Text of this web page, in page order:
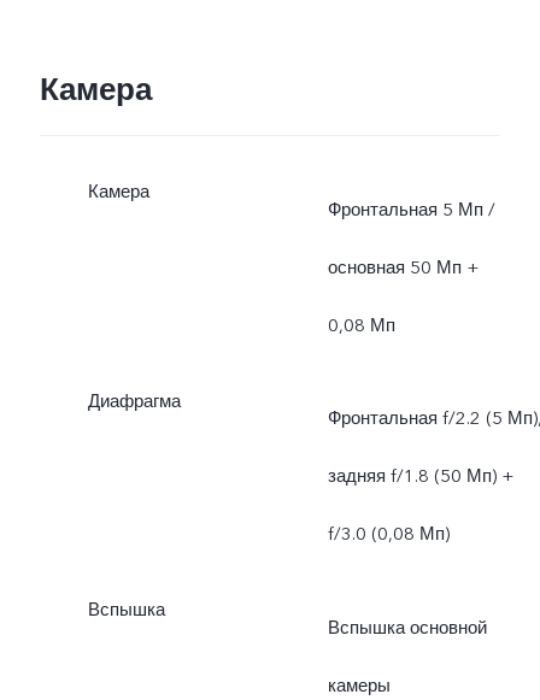
Камера
Камера
Фронтальная 5 Мп /
основная 50 Мп +
0,08 Мп
Диафрагма
Фронтальная f/2.2 (5
задняя f/1.8 (50 Мп) +
f/3.0 (0,08 Мп)
Вспышка
Вспышка основной
камеры